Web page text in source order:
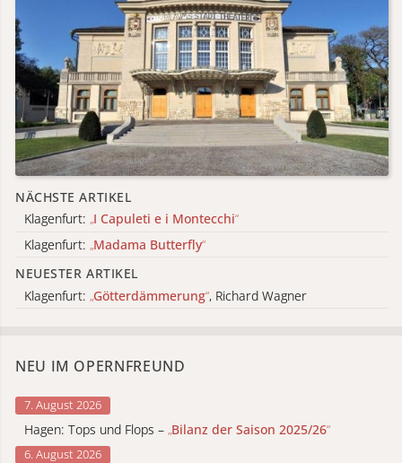
NÄCHSTE ARTIKEL
Klagenfurt: „I Capuleti e i Montecchi“
Klagenfurt: „Madama Butterfly“
NEUESTER ARTIKEL
Klagenfurt: „Götterdämmerung“, Richard Wagner
NEU IM OPERNFREUND
7. August 2026
Hagen: Tops und Flops – „Bilanz der Saison 2025/26“
6. August 2026